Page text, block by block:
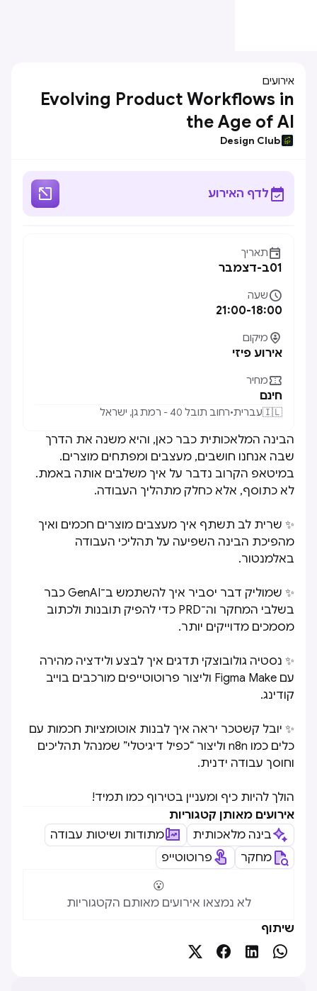
אירועים
Evolving Product Workflows in
the Age of AI
Design Club
 לדף האירוע 
תאריך
01ב-דצמבר
שעה
18:00
-
21:00
 מיקום
אירוע פיזי
מחיר
חינם
🇮🇱עברית•רחוב תובל 40 - רמת גן, ישראל
הבינה המלאכותית כבר כאן, והיא משנה את הדרך
שבה אנחנו חושבים, מעצבים ומפתחים מוצרים.
במיטאפ הקרוב נדבר על איך משלבים אותה באמת.
לא כתוסף, אלא כחלק מתהליך העבודה.
✨ שרית לב תשתף איך מעצבים מוצרים חכמים ואיך
מהפיכת הבינה השפיעה על תהליכי העבודה
באלמנטור.
✨ שמוליק דבר יסביר איך להשתמש ב־GenAI כבר
בשלבי המחקר וה־PRD כדי להפיק תובנות ולכתוב
מסמכים מדוייקים יותר.
✨ נסטיה גולובוצקי תדגים איך לבצע ולידציה מהירה
עם Figma Make וליצור פרוטוטייפים מורכבים בוייב
קודינג.
✨ יובל קשטכר יראה איך לבנות אוטומציות חכמות עם
כלים כמו n8n וליצור “כפיל דיגיטלי” שמנהל תהליכים
וחוסך עבודה ידנית.
הולך להיות כיף ומעניין בטירוף כמו תמיד!
אירועים מאותן קטגוריות
בינה מלאכותית
מתודות ושיטות עבודה
מחקר
פרוטוטייפ
😮
לא נמצאו אירועים מאותם הקטגוריות
שיתוף



